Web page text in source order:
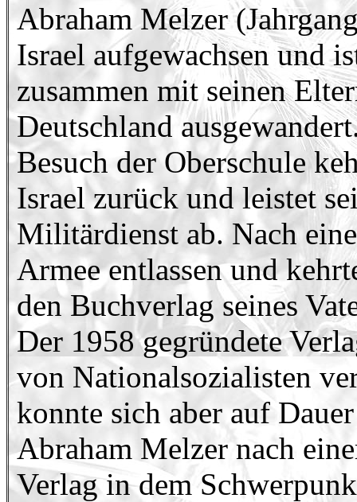
Abraham Melzer
Israel aufgewachsen und
zusammen mit seinen
Deutschland
Besuch der Oberschule
Israel zurück und leistet
Militärdienst ab. Nach
Armee entlassen und
den Buchverlag seines
Der 1958 gegründete
von Nationalsozialisten
konnte sich aber auf
Abraham Melzer nach
Verlag in dem